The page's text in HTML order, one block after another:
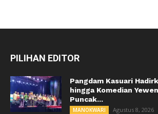
PILIHAN EDITOR
Pangdam Kasuari
hingga Komedian
Puncak...
MANOKWARI Agustus 8, 2026